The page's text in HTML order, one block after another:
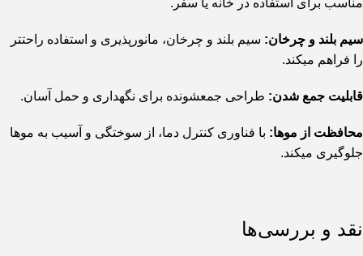
مناسب برای استفاده در خانه یا سفر.
سیم بلند و چرخان: سیم بلند و چرخان، مانورپذیری و استفاده راحتتر
را فراهم میکند.
قابلیت جمع شدن: طراحی جمعشونده برای نگهداری و حمل آسان.
محافظت از موها: با فناوری کنترل دما، از سوختگی و آسیب به موها
جلوگیری میکند.
نقد و بررسی‌ها